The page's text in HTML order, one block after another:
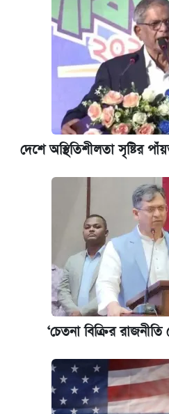
দেশে অস্থিতিশীলতা সৃষ্টির
‘চেতনা বিক্রির